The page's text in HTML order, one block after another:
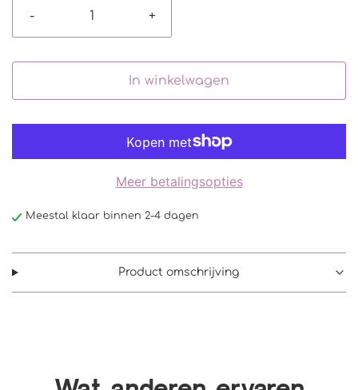
- +
In winkelwagen
Meer betalingsopties
Meestal klaar binnen 2-4 dagen
Product omschrijving